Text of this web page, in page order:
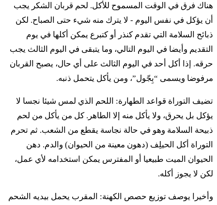
يج عَل حَلّوت لِحِم حاميتس يَقريف قُربانو عَل زِفاح تودات
شلاماف
יד
וְהִקְרִיב מִמֶּנּוּ אֶחָד מִכָּל קָרְבָּן תְּרוּמָה לַידוָד
לַכֹּהֵן הַזֹּרֵק אֶת דַּם הַשְּׁלָמִים לוֹ יִהְיֶה׃
يد فِهقريف مِمِنو إحاد مِكُل قُربان تِروما لَأدوناي لَكوهين
هزّوريق إت دام هشلاميم لو يِهيِه
טו
וּבְשַׂר זֶבַח תּוֹדַת שְׁלָמָיו בְּיוֹם קָרְבָּנוֹ יֵאָכֵל לֹא
יַנִּיחַ מִמֶּנּוּ עַד בֹּקֶר׃
مِمِنو عَد بوقِر
هناك فرق في الوقت المسموح للأكل. لحم قربان الشكر يجب
أن يؤكل في نفس اليوم - لا يترك منه شيء حتى الصباح. لكن
ذبائح السلامة التي تقدم كنذر أو كتبرع يمكن أكلها في يوم
التقديم وأيضا في اليوم التالي، وما يتبقى في اليوم الثالث يجب
حرقه. إذا أكل أحد في اليوم الثالث على أي حال، يصبح القربان
مرفوضا ويسمى “بِجّول”، ومن يأكل يتحمل ذنبه.
تضيف التوراة قواعد الطهارة: اللحم الذي لمس شيئا نجسا لا
يؤكل بل يحرق، ولا يأكل منه إلا الطاهر. كل من يأكل من لحم
ذبيحة السلامة وهو في حالة نجاسة يقطع من الشعب. ثم تحرم
التوراة أكل الحيلِف (دهون معينة من الحيوان) والدم. دهن
الحيوان الميت طبيعيا أو المفترس يمكن استخدامه لأي عمل،
لكن لا يجوز أكله.
وأخيرا يوصف توزيع حصص الكهنة: المقرب يحمل بيديه الشحم